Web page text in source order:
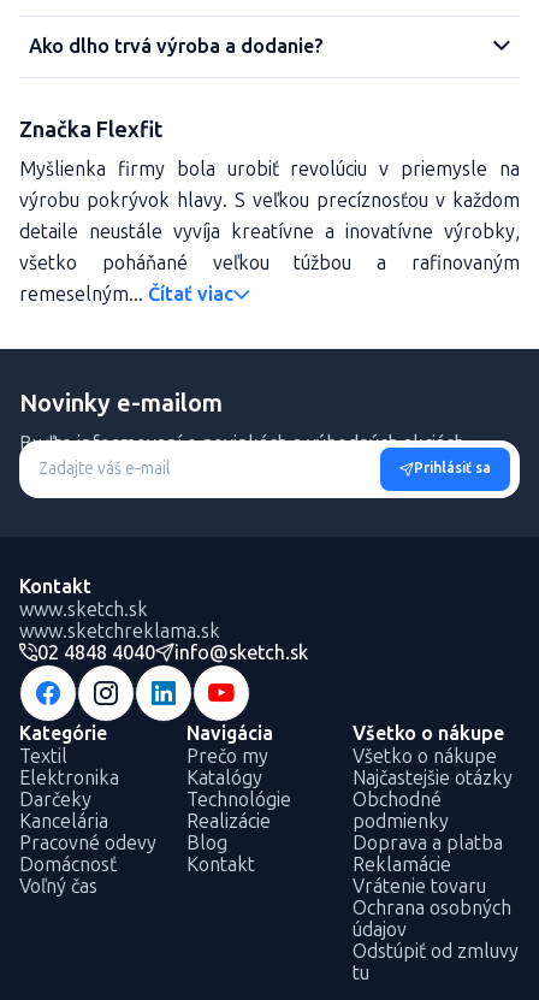
Ako dlho trvá výroba a dodanie?
Značka Flexfit
Myšlienka firmy bola urobiť revolúciu v priemysle na
výrobu pokrývok hlavy. S veľkou precíznosťou v každom
detaile neustále vyvíja kreatívne a inovatívne výrobky,
všetko poháňané veľkou túžbou a rafinovaným
remeselným... Čítať viac
Novinky e-mailom
Buďte informovaní o novinkách a výhodných akciách.
Prihlásiť sa
Kontakt
www.sketch.sk
www.sketchreklama.sk
02 4848 4040
info@sketch.sk
Kategórie
Textil
Elektronika
Darčeky
Kancelária
Pracovné odevy
Domácnosť
Voľný čas
Navigácia
Prečo my
Katalógy
Technológie
Realizácie
Blog
Kontakt
Všetko o nákupe
Všetko o nákupe
Najčastejšie otázky
Obchodné
podmienky
Doprava a platba
Reklamácie
Vrátenie tovaru
Ochrana osobných
údajov
Odstúpiť od zmluvy
tu